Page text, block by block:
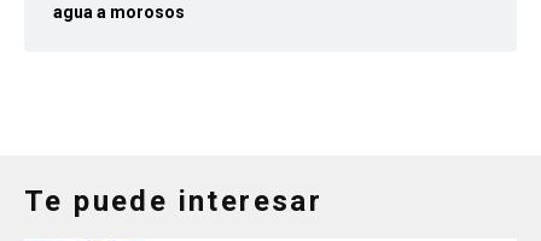
agua a morosos
Te puede interesar